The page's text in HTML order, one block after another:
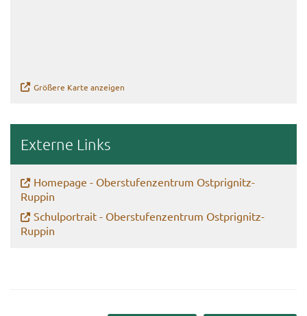
Grö­ße­re Karte an­zei­gen
Ex­ter­ne Links
Home­page - Ober­stu­fen­zen­trum Ostprignitz-​
Ruppin
Schul­por­trait - Ober­stu­fen­zen­trum Ostprignitz-​
Ruppin